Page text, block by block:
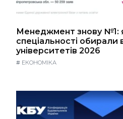
Менеджмент знову №1:
спеціальності обирали
університетів 2026
# ЕКОНОМІКА